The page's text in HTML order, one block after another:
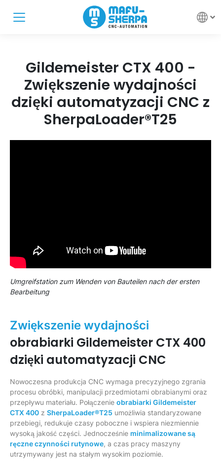
Gildemeister CTX 400 -
Zwiększenie wydajności
dzięki automatyzacji CNC z
SherpaLoader®T25
Umgreifstation zum Wenden von Bauteilen nach der ersten
Bearbeitung
Zwiększenie wydajności
obrabiarki Gildemeister CTX 400
dzięki automatyzacji CNC
Nowoczesna produkcja CNC wymaga precyzyjnego zgrania
procesu obróbki, manipulacji przedmiotami obrabianymi oraz
przepływu materiału. Połączenie obrabiarki Gildemeister
CTX 400 z SherpaLoader®T25 umożliwia standaryzowane
przebiegi, redukuje czasy poboczne i wspiera niezmiennie
wysoką jakość części. Jednocześnie minimalizowane są
ręczne czynności rutynowe, a czas pracy maszyny
utrzymywany jest na stałym wysokim poziomie.